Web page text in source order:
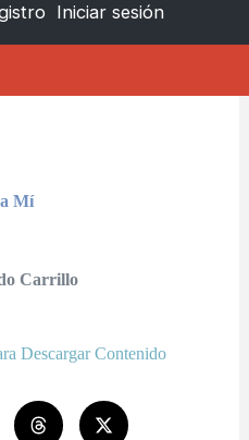
Iniciar sesión
Mí
Carrillo
Descargar Contenido